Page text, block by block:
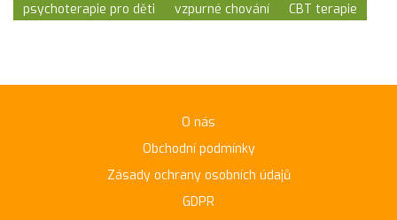
psychoterapie pro děti
vzpurné chování CBT terapie
O nás
Obchodní podmínky
Zásady ochrany osobních údajů
GDPR